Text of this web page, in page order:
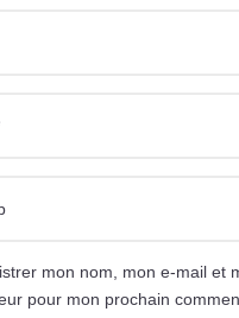
mon nom, mon e-mail et
pour mon prochain